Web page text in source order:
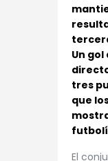
Un
tres
que
El